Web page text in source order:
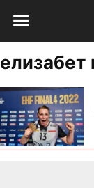
елизабет